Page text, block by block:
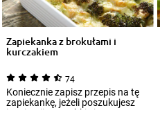
Zapiekanka z brokułami i
kurczakiem
74
Koniecznie zapisz przepis na tę
zapiekankę, jeżeli poszukujesz
inspiracji na szybkie i